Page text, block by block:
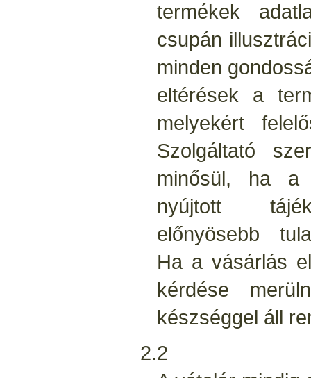
termékek
csupán
minden
eltérések a
melyekért
Szolgáltató
minősül, ha a
nyújtott
előnyösebb
Ha a vásárlás
kérdése
készséggel áll
2.2